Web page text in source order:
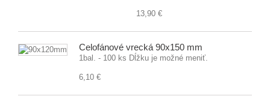
13,90 €
Celofánové vrecká 90x150 mm
1bal. - 100 ks Dĺžku je možné meniť.
6,10 €